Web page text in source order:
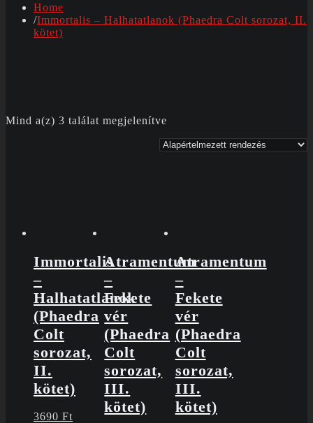
Home
Immortalis – Halhatatlanok (Phaedra Colt sorozat, II.
kötet)
Mind a(z) 3 találat megjelenítve
Immortalis
–
Halhatatlanok
(Phaedra
Colt
sorozat,
II.
kötet)
3690 Ft
Atramentum
–
Fekete
vér
(Phaedra
Colt
sorozat,
III.
kötet)
Atramentum
–
Fekete
vér
(Phaedra
Colt
sorozat,
III.
kötet)